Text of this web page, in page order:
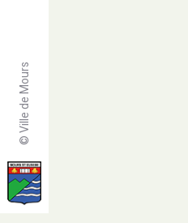
© Ville de Mours